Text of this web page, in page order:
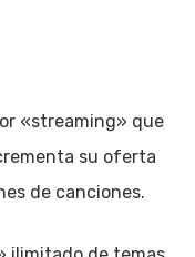
«streaming» que
su oferta
de canciones.